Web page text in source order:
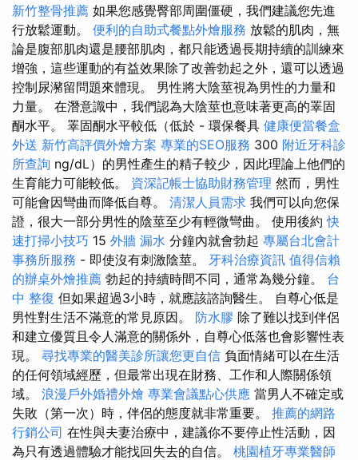
新竹整骨推薦 如果您感覺臀部周圍僵硬，我們建議您先進
行放鬆運動。 便利的自助式餐點外燴服務 放鬆的肌肉，無
論是腹部肌肉還是腰部肌肉，都只能透過長期持續的訓練來
增強，這些運動的有益效果除了改善勃起之外，還可以透過
控制尿瀦留問題來體現。 男性將大陰莖視為男性的力量和
力量。 在潛意識中，我們認為大陰莖也意味著更高的睪固
酮水平。 睪固酮水平較低（低於 - 環保餐具 健康便當餐盒
外送 新竹高評價外燴方案 專業的SEO服務 300 附近牙科診
所查詢 ng/dL）的男性產生的精子較少，因此理論上他們的
生育能力可能較低。 資深記帳士協助財務管理 然而，男性
可能會因彎曲而降低自尊。 清潔人員需求 我們可以向您保
證，很大一部分男性的陰莖至少有輕微彎曲。 使用後約快
速打掃小技巧 15 外牆 漏水 分鐘內就會勃起 專屬台北會計
事務所服務 - 即使沒有刺激陰莖。 牙科治療資訊 值得信賴
的辦桌外燴推薦 勃起的持續時間不同，通常為幾分鐘。 台
中 整復 但如果超過3小時，就應該諮詢醫生。 自尊心低是
男性對生活不滿意的常見原因。 防水膠 除了難以找到伴侶
和建立優質且令人滿意的關係外，自尊心低落也會影響性表
現。 尋找專業的醫美診所讓您更自信 負面情緒可以在生活
的任何領域經歷，但最常出現在財務、工作和人際關係領
域。 浪漫戶外婚禮外燴 專業會議點心供應 當男人不確定或
失敗（第一次）時，伴侶的態度就非常重要。 推薦的網路
行銷公司 在性與夫妻治療中，建議你不要停止性活動，因
為只有透過體驗才能找回失去的自信。 桃園植牙專業醫師